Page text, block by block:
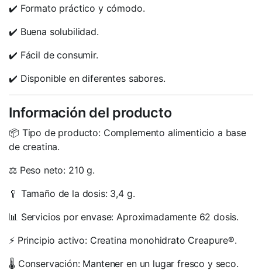
✔️ Formato práctico y cómodo.
✔️ Buena solubilidad.
✔️ Fácil de consumir.
✔️ Disponible en diferentes sabores.
Información del producto
📦 Tipo de producto: Complemento alimenticio a base
de creatina.
⚖️ Peso neto: 210 g.
🥄 Tamaño de la dosis: 3,4 g.
📊 Servicios por envase: Aproximadamente 62 dosis.
⚡ Principio activo: Creatina monohidrato Creapure®.
🌡️ Conservación: Mantener en un lugar fresco y seco.